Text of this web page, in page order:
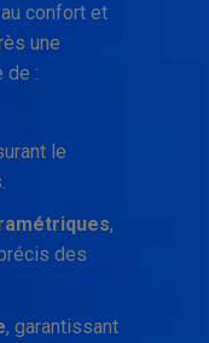
confort et
une
de :
le
,
des
, garantissant